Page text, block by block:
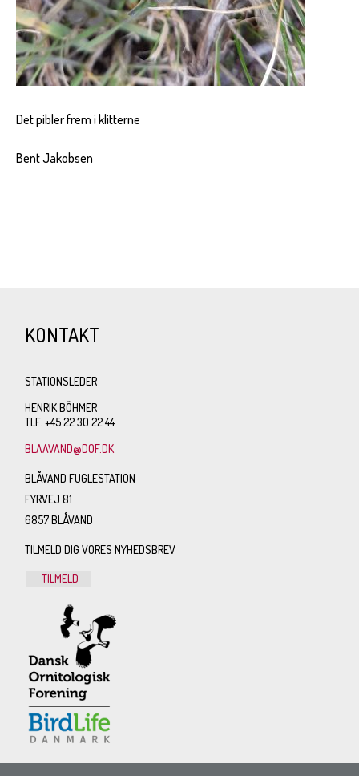
Det pibler frem i klitterne
Bent Jakobsen
KONTAKT
STATIONSLEDER
HENRIK BÖHMER
TLF. +45 22 30 22 44
BLAAVAND@DOF.DK
BLÅVAND FUGLESTATION
FYRVEJ 81
6857 BLÅVAND
TILMELD DIG VORES NYHEDSBREV
TILMELD